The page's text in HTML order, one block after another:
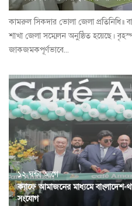
কামরুল সিকদার ভোলা জেলা প্রতিনিধি॥
শাখা জেলা সম্মেলন অনুষ্ঠিত হয়েছে।
জাকজমকপূর্ণভাবে...
১২ ঘন্টা আগে
ক্যাফে আমাজনের মাধ্যমে বাংলাদেশ-
সংযোগ